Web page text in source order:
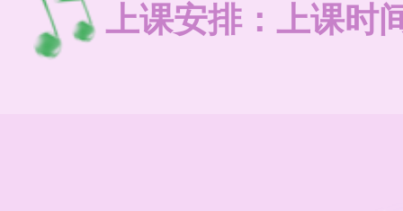
上课安排：上课时